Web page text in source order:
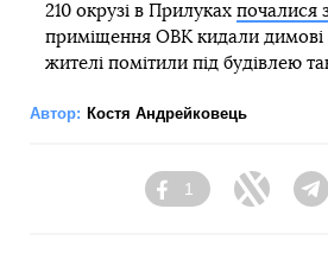
210 окрузі в Прилуках почалися
приміщення ОВК кидали димові
жителі помітили під будівлею
Автор: Костя Андрейковець
Facebook
1
Twitter